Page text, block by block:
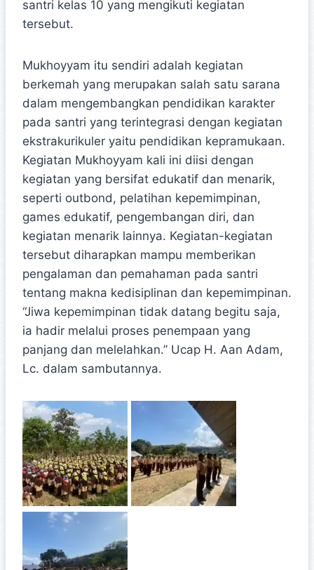
santri kelas 10 yang mengikuti kegiatan
tersebut.
Mukhoyyam itu sendiri adalah kegiatan
berkemah yang merupakan salah satu sarana
dalam mengembangkan pendidikan karakter
pada santri yang terintegrasi dengan kegiatan
ekstrakurikuler yaitu pendidikan kepramukaan.
Kegiatan Mukhoyyam kali ini diisi dengan
kegiatan yang bersifat edukatif dan menarik,
seperti outbond, pelatihan kepemimpinan,
games edukatif, pengembangan diri, dan
kegiatan menarik lainnya. Kegiatan-kegiatan
tersebut diharapkan mampu memberikan
pengalaman dan pemahaman pada santri
tentang makna kedisiplinan dan kepemimpinan.
“Jiwa kepemimpinan tidak datang begitu saja,
ia hadir melalui proses penempaan yang
panjang dan melelahkan.” Ucap H. Aan Adam,
Lc. dalam sambutannya.